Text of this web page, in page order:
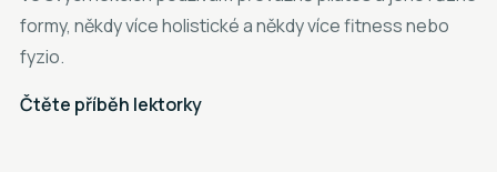
formy, někdy více holistické a někdy více fitness nebo
fyzio.
Čtěte příběh lektorky